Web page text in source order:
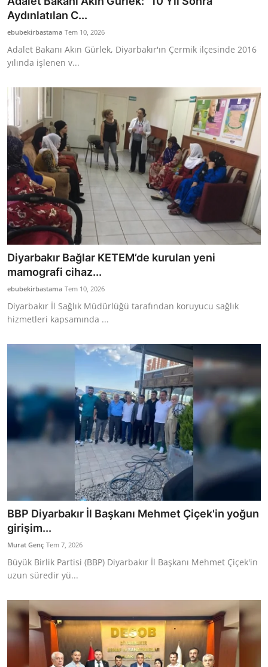
Aydınlatılan C...
ebubekirbastama Tem 10, 2026
Adalet Bakanı Akın Gürlek, Diyarbakır'ın Çermik ilçesinde 2016
yılında işlenen v...
Diyarbakır Bağlar KETEM’de kurulan yeni
mamografi cihaz...
ebubekirbastama Tem 10, 2026
Diyarbakır İl Sağlık Müdürlüğü tarafından koruyucu sağlık
hizmetleri kapsamında ...
BBP Diyarbakır İl Başkanı Mehmet Çiçek'in yoğun
girişim...
Murat Genç Tem 7, 2026
Büyük Birlik Partisi (BBP) Diyarbakır İl Başkanı Mehmet Çiçek'in
uzun süredir yü...